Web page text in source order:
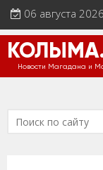
06 августа
Новости Магадана и